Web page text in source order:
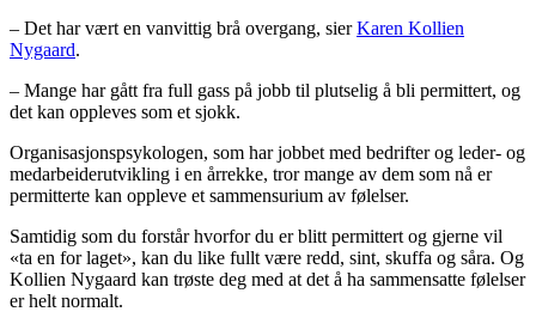
– Det har vært en vanvittig brå overgang, sierKaren Kollien
Nygaard.
– Mange har gått fra full gass på jobb til plutselig å bli permittert, og
det kan oppleves som et sjokk.
Organisasjonspsykologen, som har jobbet med bedrifter og leder- og
medarbeiderutvikling i en årrekke, tror mange av dem som nå er
permitterte kan oppleve et sammensurium av følelser.
Samtidig som du forstår hvorfor du er blitt permittert og gjerne vil
«ta en for laget», kan du like fullt være redd, sint, skuffa og såra. Og
Kollien Nygaard kan trøste deg med at det å ha sammensatte følelser
er helt normalt.